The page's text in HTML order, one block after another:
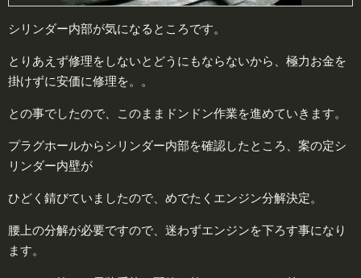
シリンダー内部が気になるところです。
とりあえず修理をしないとどうにもならないから、極力お金を
掛けずに安価に修理を。。
との事でしたので、このままドンドン作業を進めていきます。
プラグホールからシリンダー内部を確認したところ、案の定シ
リンダー内壁が
ひどく錆びていましたので、めでたくエンジン分解決定。
腰上の分解が必要ですので、迷わずエンジンを下ろす事になり
ます。